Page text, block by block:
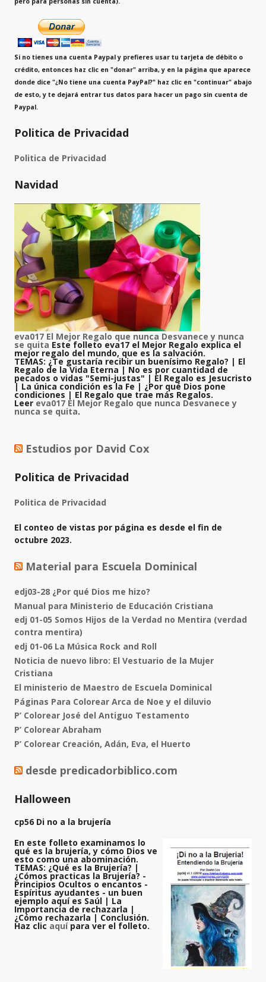
Si no tienes una cuenta Paypal y prefieres usar tu tarjeta de débito o
crédito, entonces haz clic en "donar" arriba, y en la página que aparece
donde dice "¿No tiene una cuenta PayPal?" haz clic en "continuar" abajo
de esto, y te dejará entrar tus datos para hacer un pago sin cuenta de
Paypal.
Politica de Privacidad
Politica de Privacidad
Navidad
eva017 El Mejor Regalo que nunca Desvanece y nunca
se quita Este folleto eva17 el Mejor Regalo explica el
mejor regalo del mundo, que es la salvación.
TEMAS: ¿Te gustaría recibir un buenísimo Regalo? | El
Regalo de la Vida Eterna | No es por cuantidad de
pecados o vidas "Semi-justas" | El Regalo es Jesucristo
| La única condición es la Fe | ¿Por qué Dios pone
condiciones | El Regalo que trae más Regalos.
Leer eva017 El Mejor Regalo que nunca Desvanece y
nunca se quita.
Estudios por David Cox
Politica de Privacidad
Politica de Privacidad
El conteo de vistas por página es desde el fin de
octubre 2023.
Material para Escuela Dominical
edj03-28 ¿Por qué Dios me hizo?
Manual para Ministerio de Educación Cristiana
edj 01-05 Somos Hijos de la Verdad no Mentira (verdad
contra mentira)
edj 01-06 La Música Rock and Roll
Noticia de nuevo libro: El Vestuario de la Mujer
Cristiana
El ministerio de Maestro de Escuela Dominical
Páginas Para Colorear Arca de Noe y el diluvio
P’ Colorear José del Antiguo Testamento
P’ Colorear Abraham
P’ Colorear Creación, Adán, Eva, el Huerto
desde predicadorbiblico.com
Halloween
cp56 Di no a la brujería
En este folleto examinamos lo
qué es la brujería, y cómo Dios ve
esto como una abominación.
TEMAS: ¿Qué es la Brujería? |
¿Cómos practicas la Brujería? -
Principios Ocultos o encantos -
Espíritus ayudantes - un buen
ejemplo aquí es Saúl | La
Importancia de rechazarla |
¿Cómo rechazarla | Conclusión.
Haz clic aquípara ver el folleto.